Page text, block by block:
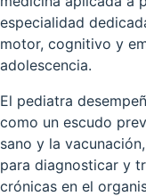
especialidad
motor, cognitivo y
adolescencia.
El pediatra
como un escudo
sano y la
para diagnosticar y
crónicas en el